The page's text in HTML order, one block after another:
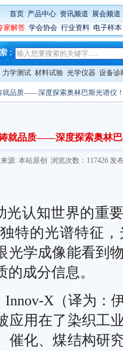
首页: 产品中心: 资讯频道: 展会频道
家解答: 学会协会: 行业资料: 电子样本
力学测试 材料试验 光学仪器 设备诊
就品质——深度探索奥林巴斯光谱仪
就品质——深度探索奥林巴
来源: 本站原创 浏览次数：117426 发
认知世界的重
特的光谱特征
光学成像能看到
成分信息。
X（译为：
应用在了染织工
催化、煤结构研